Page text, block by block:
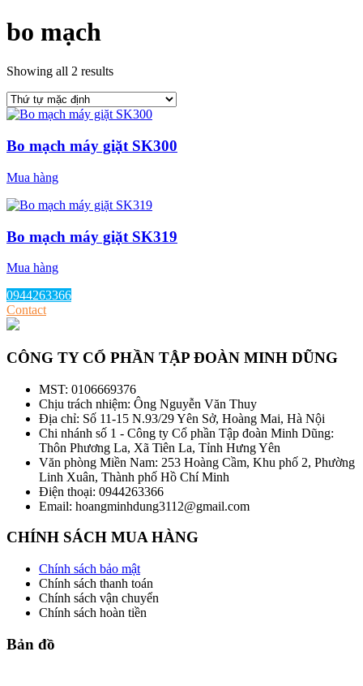
bo mạch
Showing all 2 results
Bo mạch máy giặt SK300
Mua hàng
Bo mạch máy giặt SK319
Mua hàng
0944263366
Contact
CÔNG TY CỔ PHẦN TẬP ĐOÀN MINH DŨNG
MST: 0106669376
Chịu trách nhiệm: Ông Nguyễn Văn Thuy
Địa chỉ: Số 11-15 N.93/29 Yên Sở, Hoàng Mai, Hà Nội
Chi nhánh số 1 - Công ty Cổ phần Tập đoàn Minh Dũng:
Thôn Phương La, Xã Tiên La, Tỉnh Hưng Yên
Văn phòng Miền Nam: 253 Hoàng Cầm, Khu phố 2, Phường
Linh Xuân, Thành phố Hồ Chí Minh
Điện thoại: 0944263366
Email: hoangminhdung3112@gmail.com
CHÍNH SÁCH MUA HÀNG
Chính sách bảo mật
Chính sách thanh toán
Chính sách vận chuyển
Chính sách hoàn tiền
Bản đồ